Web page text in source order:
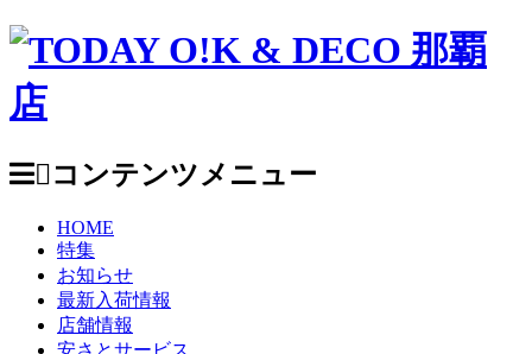
コンテンツメニュー
HOME
特集
お知らせ
最新入荷情報
店舗情報
安さとサービス